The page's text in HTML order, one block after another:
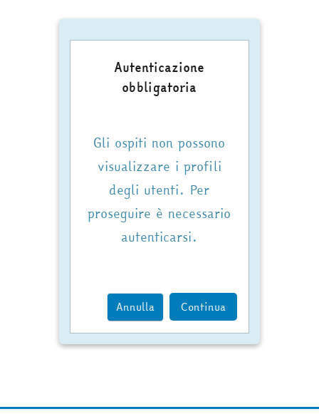
Autenticazione
obbligatoria
Gli ospiti non possono
visualizzare i profili
degli utenti. Per
proseguire è necessario
autenticarsi.
Annulla Continua